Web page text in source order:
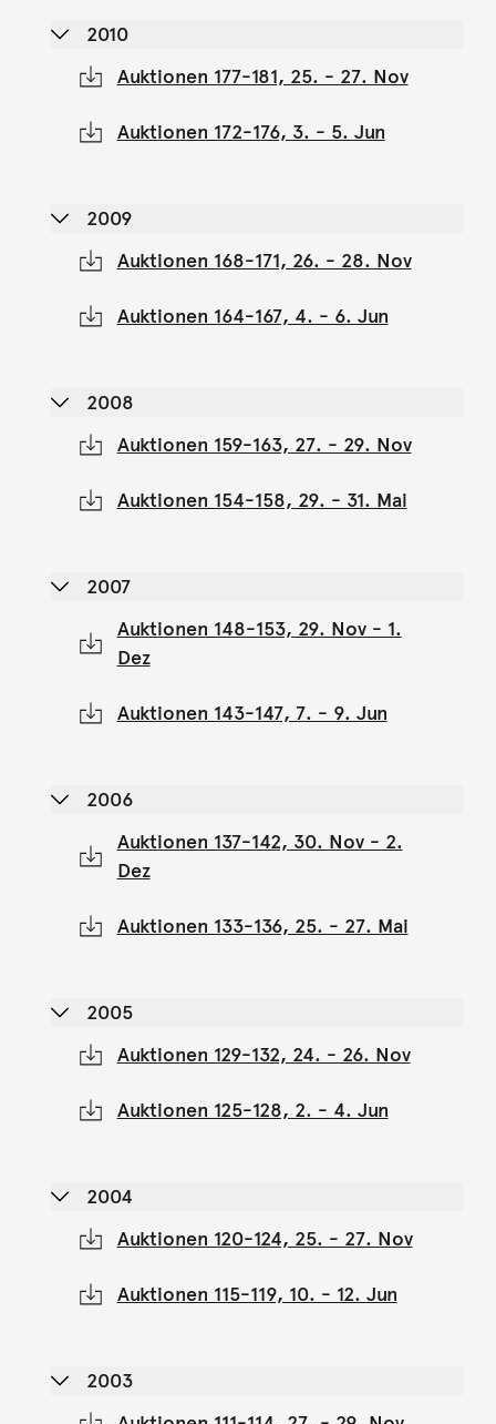
2010
Auktionen 177-181, 25. - 27. Nov
Auktionen 172-176, 3. - 5. Jun
2009
Auktionen 168-171, 26. - 28. Nov
Auktionen 164-167, 4. - 6. Jun
2008
Auktionen 159-163, 27. - 29. Nov
Auktionen 154-158, 29. - 31. Mai
2007
Auktionen 148-153, 29. Nov - 1.
Dez
Auktionen 143-147, 7. - 9. Jun
2006
Auktionen 137-142, 30. Nov - 2.
Dez
Auktionen 133-136, 25. - 27. Mai
2005
Auktionen 129-132, 24. - 26. Nov
Auktionen 125-128, 2. - 4. Jun
2004
Auktionen 120-124, 25. - 27. Nov
Auktionen 115-119, 10. - 12. Jun
2003